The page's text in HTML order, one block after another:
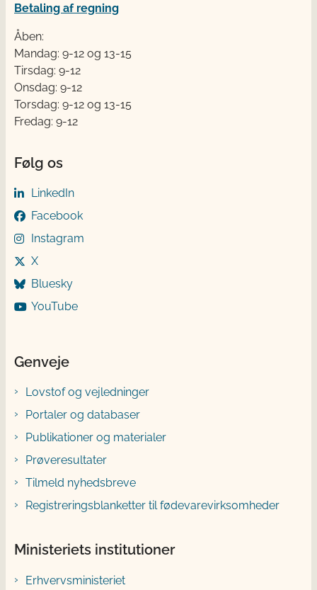
Betaling af regning
Åben:
Mandag: 9-12 og 13-15
Tirsdag: 9-12
Onsdag: 9-12
Torsdag: 9-12 og 13-15
Fredag: 9-12
Følg os
LinkedIn
Facebook
Instagram
X
Bluesky
YouTube
Genveje
Lovstof og vejledninger
Portaler og databaser
Publikationer og materialer
Prøveresultater
Tilmeld nyhedsbreve
Registreringsblanketter til fødevarevirksomheder
Ministeriets institutioner
Erhvervsministeriet